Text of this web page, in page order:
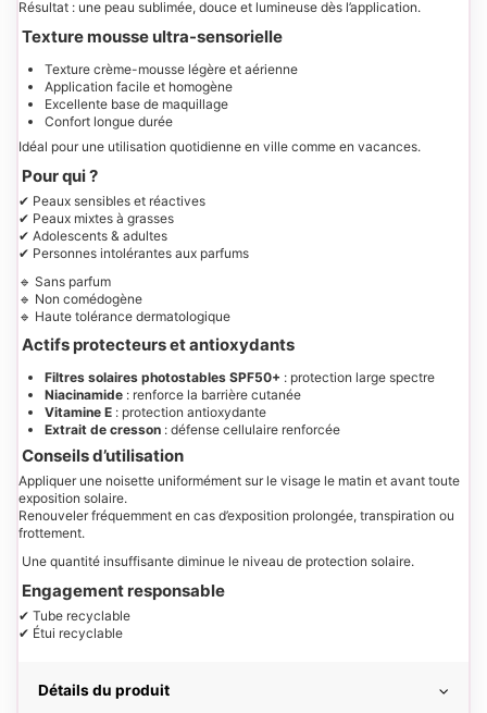
Résultat : une peau sublimée, douce et lumineuse dès l’application.
Texture mousse ultra-sensorielle
Texture crème-mousse légère et aérienne
Application facile et homogène
Excellente base de maquillage
Confort longue durée
Idéal pour une utilisation quotidienne en ville comme en vacances.
Pour qui ?
✔ Peaux sensibles et réactives
✔ Peaux mixtes à grasses
✔ Adolescents & adultes
✔ Personnes intolérantes aux parfums
🔹 Sans parfum
🔹 Non comédogène
🔹 Haute tolérance dermatologique
Actifs protecteurs et antioxydants
Filtres solaires photostables SPF50+ : protection large spectre
Niacinamide : renforce la barrière cutanée
Vitamine E : protection antioxydante
Extrait de cresson : défense cellulaire renforcée
Conseils d’utilisation
Appliquer une noisette uniformément sur le visage le matin et avant toute
exposition solaire.
Renouveler fréquemment en cas d’exposition prolongée, transpiration ou
frottement.
Une quantité insuffisante diminue le niveau de protection solaire.
Engagement responsable
✔ Tube recyclable
✔ Étui recyclable
Détails du produit